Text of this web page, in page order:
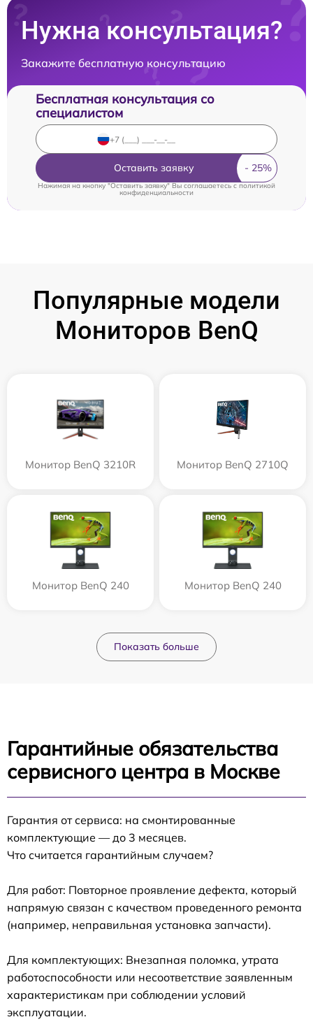
Нужна консультация?
Закажите бесплатную консультацию
Бесплатная консультация со
специалистом
Оставить заявку
Нажимая на кнопку "Оставить заявку" Вы соглашаетесь cполитикой
конфиденциальности
Популярные модели
Мониторов BenQ
Монитор BenQ 3210R Монитор BenQ 2710Q
Монитор BenQ 240 Монитор BenQ 240
Показать больше
Гарантийные обязательства
сервисного центра в Москве
Гарантия от сервиса: на смонтированные
комплектующие — до 3 месяцев.
Что считается гарантийным случаем?
Для работ: Повторное проявление дефекта, который
напрямую связан с качеством проведенного ремонта
(например, неправильная установка запчасти).
Для комплектующих: Внезапная поломка, утрата
работоспособности или несоответствие заявленным
характеристикам при соблюдении условий
эксплуатации.